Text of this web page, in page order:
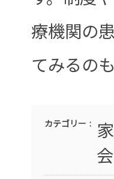
療機関の
てみるの
カテゴリー